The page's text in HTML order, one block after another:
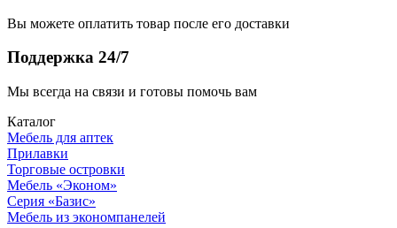
Вы можете оплатить товар после его доставки
Поддержка 24/7
Мы всегда на связи и готовы помочь вам
Каталог
Мебель для аптек
Прилавки
Торговые островки
Мебель «Эконом»
Серия «Базис»
Мебель из экономпанелей